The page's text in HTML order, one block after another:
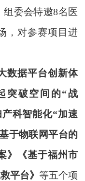
委会特邀8名医
，对参赛项目进
数据平台创新体
突破空间的“战
科智能化“加速
于物联网平台的
》《基于福州市
平台》 等五个项